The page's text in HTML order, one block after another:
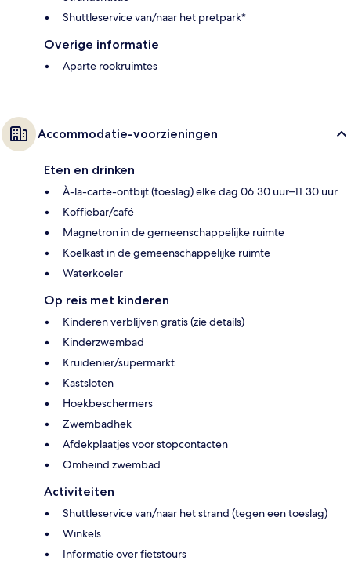
Shuttleservice van/naar het pretpark*
Overige informatie
Aparte rookruimtes
Accommodatie-voorzieningen
Eten en drinken
À-la-carte-ontbijt (toeslag) elke dag 06.30 uur–11.30 uur
Koffiebar/café
Magnetron in de gemeenschappelijke ruimte
Koelkast in de gemeenschappelijke ruimte
Waterkoeler
Op reis met kinderen
Kinderen verblijven gratis (zie details)
Kinderzwembad
Kruidenier/supermarkt
Kastsloten
Hoekbeschermers
Zwembadhek
Afdekplaatjes voor stopcontacten
Omheind zwembad
Activiteiten
Shuttleservice van/naar het strand (tegen een toeslag)
Winkels
Informatie over fietstours